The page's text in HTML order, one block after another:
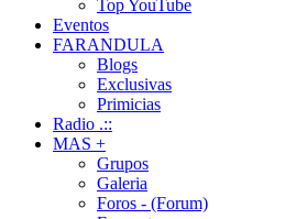
Top YouTube
Eventos
FARANDULA
Blogs
Exclusivas
Primicias
Radio .::
MAS +
Grupos
Galeria
Foros - (Forum)